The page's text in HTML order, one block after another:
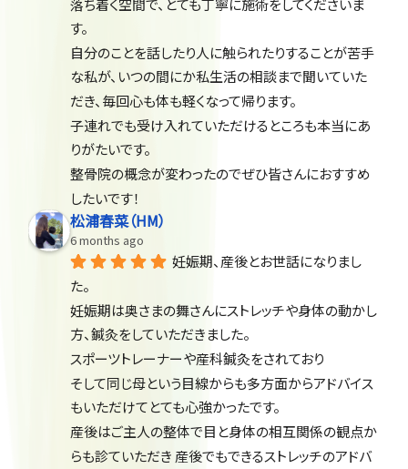
す。
自分のことを話したり人に触られたりすることが苦手
な私が、いつの間にか私生活の相談まで聞いていた
だき、毎回心も体も軽くなって帰ります。
子連れでも受け入れていただけるところも本当にあ
りがたいです。
整骨院の概念が変わったのでぜひ皆さんにおすすめ
したいです！
松浦春菜（HM）
6 months ago
妊娠期、産後とお世話になりまし
た。
妊娠期は奥さまの舞さんにストレッチや身体の動かし
方、鍼灸をしていただきました。
スポーツトレーナーや産科鍼灸をされており
そして同じ母という目線からも多方面からアドバイス
もいただけてとても心強かったです。
産後はご主人の整体で目と身体の相互関係の観点か
らも診ていただき 産後でもできるストレッチのアドバ